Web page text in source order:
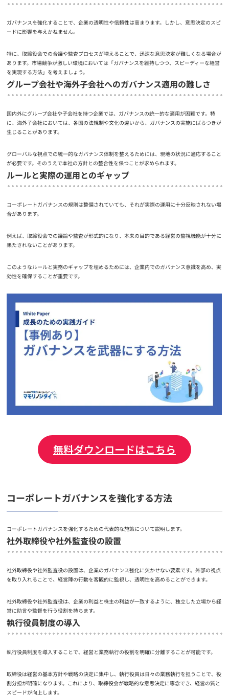
ガバナンスを強化することで、企業の透明性や信頼性は高まります。しかし、意思決定のスピ
ードに影響を与えかねません。
特に、取締役会での合議や監査プロセスが増えることで、迅速な意思決定が難しくなる場合が
あります。市場競争が激しい環境においては「ガバナンスを維持しつつ、スピーディーな経営
を実現する方法」を考えましょう。
グループ会社や海外子会社へのガバナンス適用の難しさ
国内外にグループ会社や子会社を持つ企業では、ガバナンスの統一的な適用が困難です。特
に、海外子会社においては、各国の法規制や文化の違いから、ガバナンスの実施にばらつきが
生じることがあります。
グローバルな視点での統一的なガバナンス体制を整えるためには、現地の状況に適応すること
が必要です。そのうえで本社の方針との整合性を保つことが求められます。
ルールと実際の運用とのギャップ
コーポレートガバナンスの規則は整備されていても、それが実際の運用に十分反映されない場
合があります。
例えば、取締役会での議論や監査が形式的になり、本来の目的である経営の監視機能が十分に
果たされないことがあります。
このようなルールと実務のギャップを埋めるためには、企業内でのガバナンス意識を高め、実
効性を確保することが重要です。
無料ダウンロードはこちら
コーポレートガバナンスを強化する方法
コーポレートガバナンスを強化するための代表的な施策について説明します。
社外取締役や社外監査役の設置
社外取締役や社外監査役の設置は、企業のガバナンス強化に欠かせない要素です。外部の視点
を取り入れることで、経営陣の行動を客観的に監視し、透明性を高めることができます。
社外取締役や社外監査役は、企業の利益と株主の利益が一致するように、独立した立場から経
営に助言や監督を行う役割を持ちます。
執行役員制度の導入
執行役員制度を導入することで、経営と業務執行の役割を明確に分離することが可能です。
取締役は経営の基本方針や戦略の決定に集中し、執行役員は日々の業務執行を担うことで、役
割分担が明確になります。これにより、取締役会が戦略的な意思決定に専念でき、経営の質と
スピードが向上します。